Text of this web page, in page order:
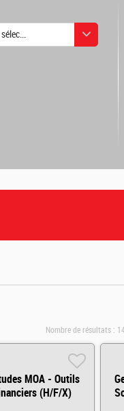
une ou des valeurs
Nombre de résultats :
MOA - Outils
(H/F/X)